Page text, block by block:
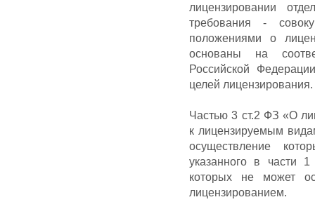
лицензировании
требования -
положениями о
основаны на
Российской
целей лицензирования.
Частью 3 ст.2 ФЗ «О
к лицензируемым
осуществление
указанного в части
которых не может
лицензированием.